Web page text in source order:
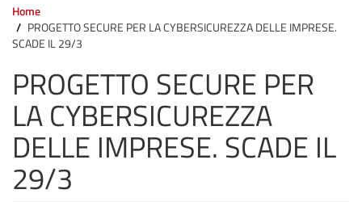
Home
PROGETTO SECURE PER LA CYBERSICUREZZA DELLE IMPRESE.
SCADE IL 29/3
PROGETTO SECURE PER
LA CYBERSICUREZZA
DELLE IMPRESE. SCADE IL
29/3